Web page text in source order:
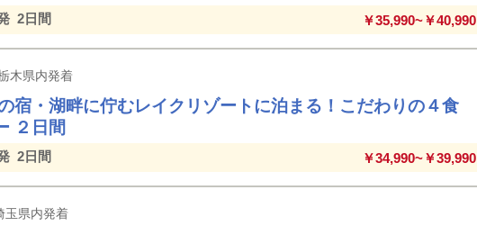
2日間 ￥35,990~￥40,990
木県内発着
宿・湖畔に佇むレイクリゾートに泊まる！こだわりの４食
２日間
2日間 ￥34,990~￥39,990
玉県内発着